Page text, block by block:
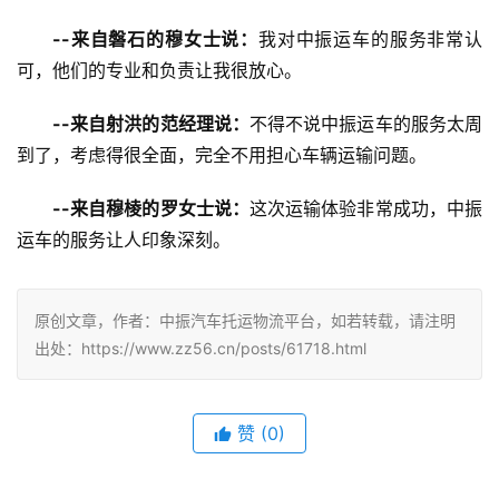
--来自磐石的穆女士说： 我对中振运车的服务非常认
可，他们的专业和负责让我很放心。
--来自射洪的范经理说： 不得不说中振运车的服务太周
到了，考虑得很全面，完全不用担心车辆运输问题。
--来自穆棱的罗女士说： 这次运输体验非常成功，中振
运车的服务让人印象深刻。
原创文章，作者：中振汽车托运物流平台，如若转载，请注明
出处：https://www.zz56.cn/posts/61718.html
赞 (0)